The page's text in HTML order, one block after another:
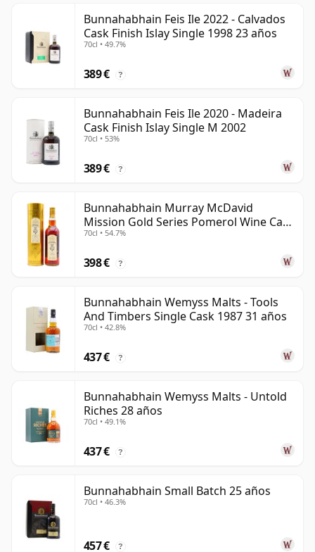
Bunnahabhain Feis Ile 2022 - Calvados
Cask Finish Islay Single 1998 23 años
70cl • 49.7%
389 € ?
Bunnahabhain Feis Ile 2020 - Madeira
Cask Finish Islay Single M 2002
70cl • 53%
389 € ?
Bunnahabhain Murray McDavid
Mission Gold Series Pomerol Wine Ca
1997 21 años
70cl • 54.7%
398 € ?
Bunnahabhain Wemyss Malts - Tools
And Timbers Single Cask 1987 31 años
70cl • 42.8%
437 € ?
Bunnahabhain Wemyss Malts - Untold
Riches 28 años
70cl • 49.1%
437 € ?
Bunnahabhain Small Batch 25 años
70cl • 46.3%
457 € ?